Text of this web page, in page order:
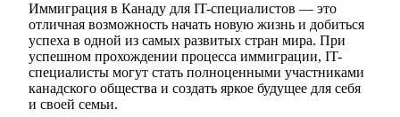
Иммиграция в Канаду для IT-специалистов — это
отличная возможность начать новую жизнь и добиться
успеха в одной из самых развитых стран мира. При
успешном прохождении процесса иммиграции, IT-
специалисты могут стать полноценными участниками
канадского общества и создать яркое будущее для себя
и своей семьи.